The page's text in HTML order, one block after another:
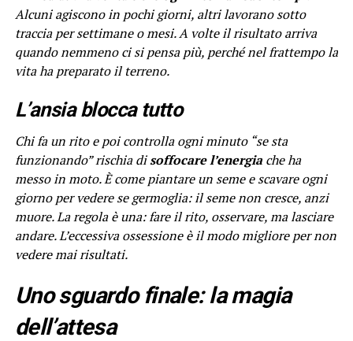
Alcuni agiscono in pochi giorni, altri lavorano sotto
traccia per settimane o mesi. A volte il risultato arriva
quando nemmeno ci si pensa più, perché nel frattempo la
vita ha preparato il terreno.
L’ansia blocca tutto
Chi fa un rito e poi controlla ogni minuto “se sta
funzionando” rischia disoffocare l’energiache ha
messo in moto. È come piantare un seme e scavare ogni
giorno per vedere se germoglia: il seme non cresce, anzi
muore. La regola è una: fare il rito, osservare, ma lasciare
andare. L’eccessiva ossessione è il modo migliore per non
vedere mai risultati.
Uno sguardo finale: la magia
dell’attesa